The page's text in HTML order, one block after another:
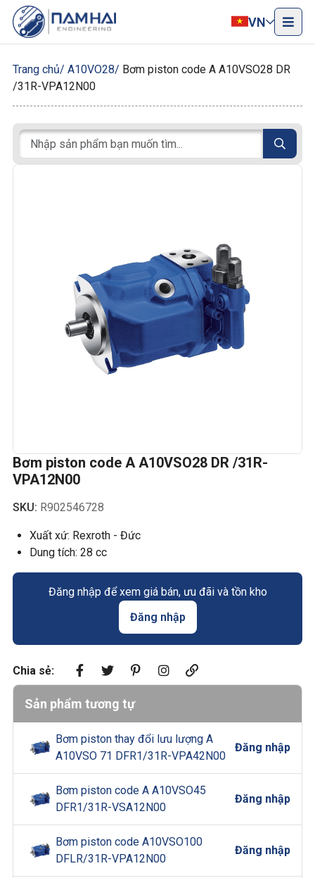
VN
Trang chủ A10VO28
Bơm piston code A A10VSO28 DR
/31R-VPA12N00
Bơm piston code A A10VSO28 DR /31R-
VPA12N00
SKU: R902546728
Xuất xứ: Rexroth - Đức
Dung tích: 28 cc
Đăng nhập để xem giá bán, ưu đãi và tồn kho
Đăng nhập
Chia sẻ:
Sản phẩm tương tự
Bơm piston thay đổi lưu lượng A
A10VSO 71 DFR1/31R-VPA42N00
Đăng nhập
Bơm piston code A A10VSO45
DFR1/31R-VSA12N00
Đăng nhập
Bơm piston code A10VSO100
DFLR/31R-VPA12N00
Đăng nhập